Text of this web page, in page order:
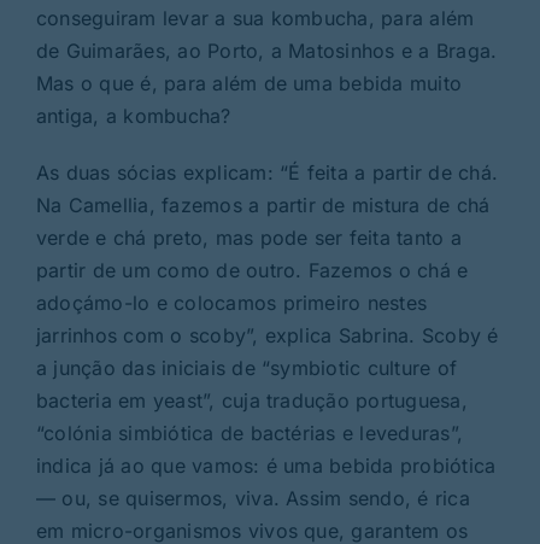
conseguiram levar a sua kombucha, para além
de Guimarães, ao Porto, a Matosinhos e a Braga.
Mas o que é, para além de uma bebida muito
antiga, a kombucha?
As duas sócias explicam: “É feita a partir de chá.
Na Camellia, fazemos a partir de mistura de chá
verde e chá preto, mas pode ser feita tanto a
partir de um como de outro. Fazemos o chá e
adoçámo-lo e colocamos primeiro nestes
jarrinhos com o scoby”, explica Sabrina. Scoby é
a junção das iniciais de “symbiotic culture of
bacteria em yeast”, cuja tradução portuguesa,
“colónia simbiótica de bactérias e leveduras”,
indica já ao que vamos: é uma bebida probiótica
— ou, se quisermos, viva. Assim sendo, é rica
em micro-organismos vivos que, garantem os